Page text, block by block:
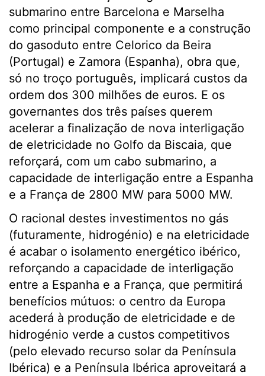
submarino entre Barcelona e Marselha
como principal componente e a construção
do gasoduto entre Celorico da Beira
(Portugal) e Zamora (Espanha), obra que,
só no troço português, implicará custos da
ordem dos 300 milhões de euros. E os
governantes dos três países querem
acelerar a finalização de nova interligação
de eletricidade no Golfo da Biscaia, que
reforçará, com um cabo submarino, a
capacidade de interligação entre a Espanha
e a França de 2800 MW para 5000 MW.
O racional destes investimentos no gás
(futuramente, hidrogénio) e na eletricidade
é acabar o isolamento energético ibérico,
reforçando a capacidade de interligação
entre a Espanha e a França, que permitirá
benefícios mútuos: o centro da Europa
acederá à produção de eletricidade e de
hidrogénio verde a custos competitivos
(pelo elevado recurso solar da Península
Ibérica) e a Península Ibérica aproveitará a